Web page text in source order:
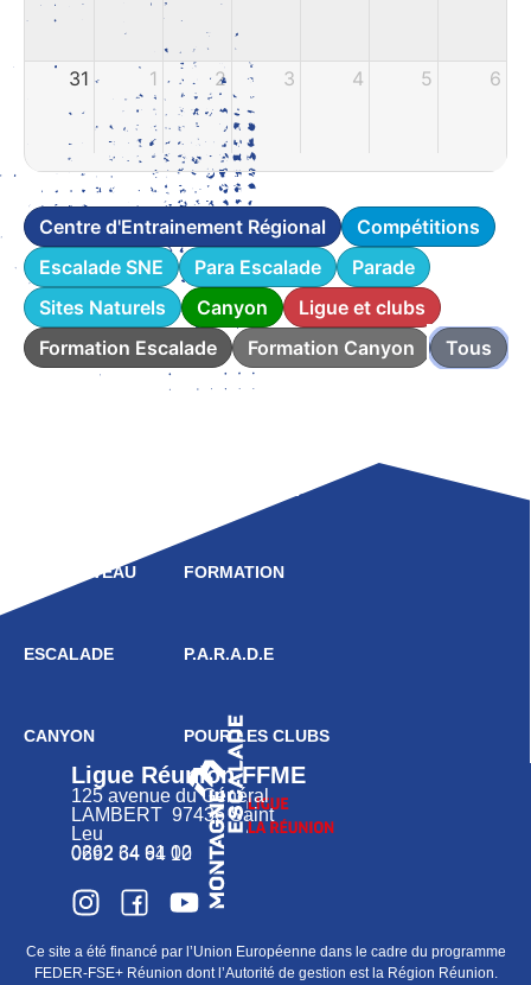
31 1 2 3 4 5 6
Centre d'Entrainement Régional
Compétitions
Escalade SNE
Para Escalade
Parade
Sites Naturels
Canyon
Ligue et clubs
Formation Escalade
Formation Canyon Tous
HAUT NIVEAU
ESCALADE
CANYON
COMPÉTITION
FORMATION
P.A.R.A.D.E
POUR LES CLUBS
Ligue Réunion FFME
125 avenue du Général
LAMBERT 97436 Saint
Leu
0262 34 91 02
0692 64 64 10
Ce site a été financé par l’Union Européenne dans le cadre du programme
FEDER-FSE+ Réunion dont l’Autorité de gestion est la Région Réunion.